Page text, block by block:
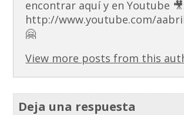
encontrar aquí y en Youtube
http://www.youtube.com/
🤗
View more posts from this
Deja una respuesta